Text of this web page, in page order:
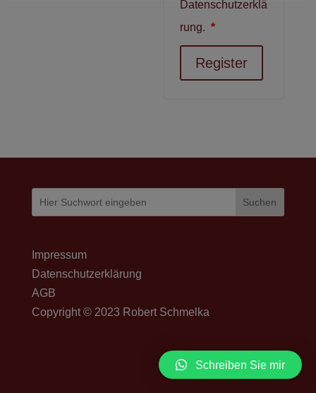
Datenschutzerklä
rung. *
Register
Suchen
Impressum
Datenschutzerklärung
AGB
Copyright © 2023 Robert Schmelka
Schreiben Sie mir